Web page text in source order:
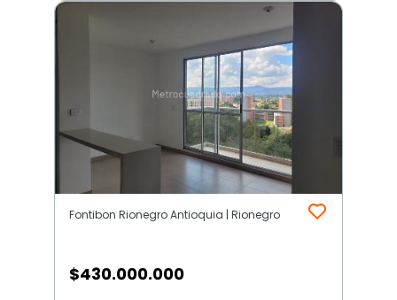
Fontibon Rionegro Antioquia | Rionegro
$430.000.000